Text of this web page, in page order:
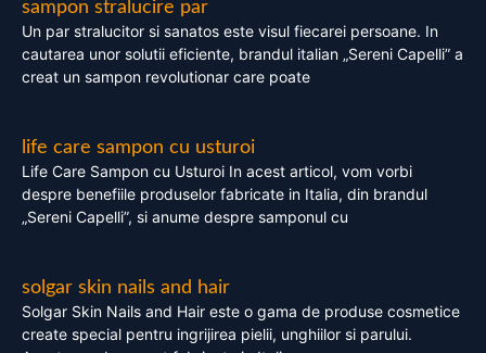
sampon stralucire par
Un par stralucitor si sanatos este visul fiecarei persoane. In
cautarea unor solutii eficiente, brandul italian „Sereni Capelli” a
creat un sampon revolutionar care poate
life care sampon cu usturoi
Life Care Sampon cu Usturoi In acest articol, vom vorbi
despre benefiile produselor fabricate in Italia, din brandul
„Sereni Capelli”, si anume despre samponul cu
solgar skin nails and hair
Solgar Skin Nails and Hair este o gama de produse cosmetice
create special pentru ingrijirea pielii, unghiilor si parului.